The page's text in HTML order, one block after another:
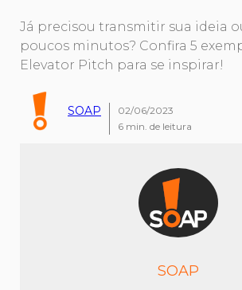
Já precisou transmitir sua ideia
poucos minutos? Confira 5
Elevator Pitch para se inspirar!
SOAP
02/06/2023
6 min. de leitura
SOAP